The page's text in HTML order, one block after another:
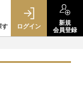
す ログイン
新規
会員登録